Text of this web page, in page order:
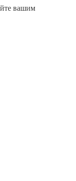
вашим